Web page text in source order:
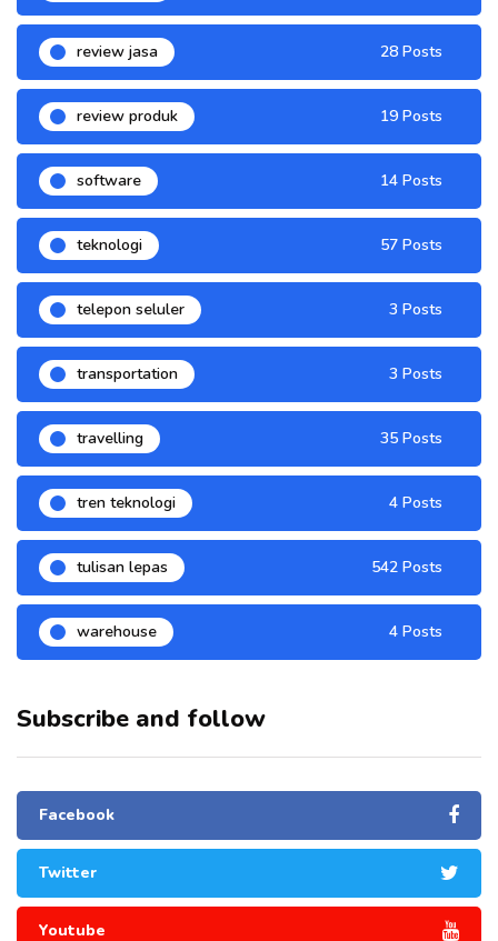
review jasa 28 Posts
review produk 19 Posts
software 14 Posts
teknologi 57 Posts
telepon seluler 3 Posts
transportation 3 Posts
travelling 35 Posts
tren teknologi 4 Posts
tulisan lepas 542 Posts
warehouse 4 Posts
Subscribe and follow
Facebook
Twitter
Youtube